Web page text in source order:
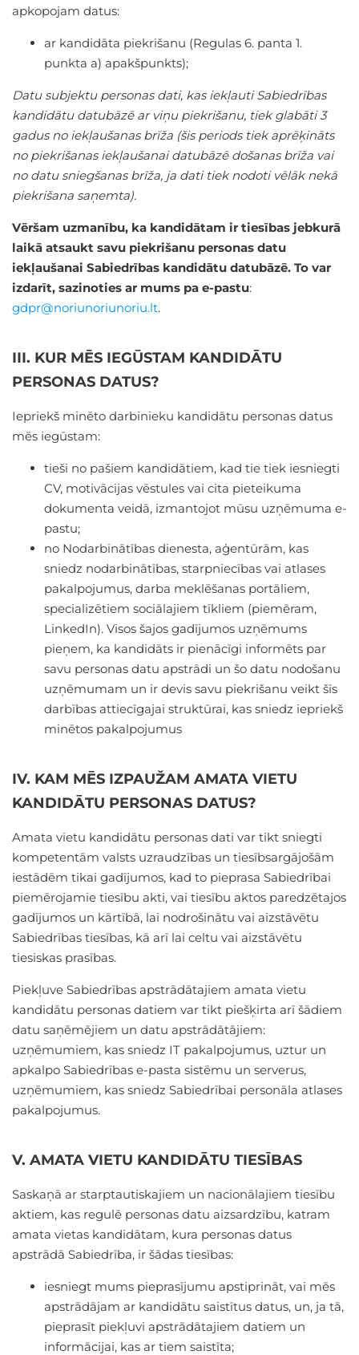
apkopojam datus:
ar kandidāta piekrišanu (Regulas 6. panta 1.
punkta a) apakšpunkts);
Datu subjektu personas dati, kas iekļauti Sabiedrības
kandidātu datubāzē ar viņu piekrišanu, tiek glabāti 3
gadus no iekļaušanas brīža (šis periods tiek aprēķināts
no piekrišanas iekļaušanai datubāzē došanas brīža vai
no datu sniegšanas brīža, ja dati tiek nodoti vēlāk nekā
piekrišana saņemta).
Vēršam uzmanību, ka kandidātam ir tiesības jebkurā
laikā atsaukt savu piekrišanu personas datu
iekļaušanai Sabiedrības kandidātu datubāzē. To var
izdarīt, sazinoties ar mums pa e-pastu:
gdpr@noriunoriunoriu.lt.
III. KUR MĒS IEGŪSTAM KANDIDĀTU
PERSONAS DATUS?
Iepriekš minēto darbinieku kandidātu personas datus
mēs iegūstam:
tieši no pašiem kandidātiem, kad tie tiek iesniegti
CV, motivācijas vēstules vai cita pieteikuma
dokumenta veidā, izmantojot mūsu uzņēmuma e-
pastu;
no Nodarbinātības dienesta, aģentūrām, kas
sniedz nodarbinātības, starpniecības vai atlases
pakalpojumus, darba meklēšanas portāliem,
specializētiem sociālajiem tīkliem (piemēram,
LinkedIn). Visos šajos gadījumos uzņēmums
pieņem, ka kandidāts ir pienācīgi informēts par
savu personas datu apstrādi un šo datu nodošanu
uzņēmumam un ir devis savu piekrišanu veikt šīs
darbības attiecīgajai struktūrai, kas sniedz iepriekš
minētos pakalpojumus
IV. KAM MĒS IZPAUŽAM AMATA VIETU
KANDIDĀTU PERSONAS DATUS?
Amata vietu kandidātu personas dati var tikt sniegti
kompetentām valsts uzraudzības un tiesībsargājošām
iestādēm tikai gadījumos, kad to pieprasa Sabiedrībai
piemērojamie tiesību akti, vai tiesību aktos paredzētajos
gadījumos un kārtībā, lai nodrošinātu vai aizstāvētu
Sabiedrības tiesības, kā arī lai celtu vai aizstāvētu
tiesiskas prasības.
Piekļuve Sabiedrības apstrādātajiem amata vietu
kandidātu personas datiem var tikt piešķirta arī šādiem
datu saņēmējiem un datu apstrādātājiem:
uzņēmumiem, kas sniedz IT pakalpojumus, uztur un
apkalpo Sabiedrības e-pasta sistēmu un serverus,
uzņēmumiem, kas sniedz Sabiedrībai personāla atlases
pakalpojumus.
V. AMATA VIETU KANDIDĀTU TIESĪBAS
Saskaņā ar starptautiskajiem un nacionālajiem tiesību
aktiem, kas regulē personas datu aizsardzību, katram
amata vietas kandidātam, kura personas datus
apstrādā Sabiedrība, ir šādas tiesības:
iesniegt mums pieprasījumu apstiprināt, vai mēs
apstrādājam ar kandidātu saistītus datus, un, ja tā,
pieprasīt piekļuvi apstrādātajiem datiem un
informācijai, kas ar tiem saistīta;